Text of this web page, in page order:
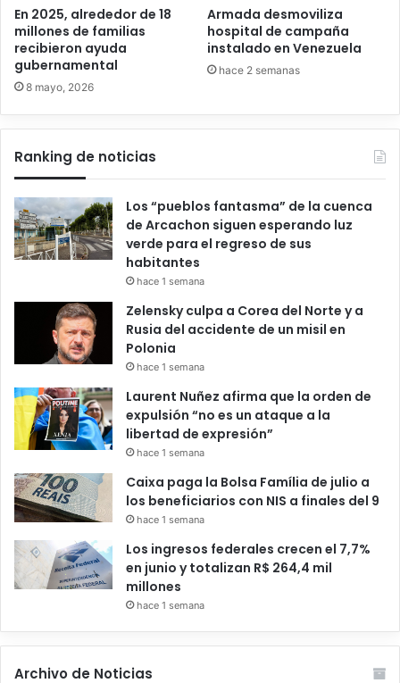
En 2025, alrededor de 18
millones de familias
recibieron ayuda
gubernamental
8 mayo, 2026
Armada desmoviliza
hospital de campaña
instalado en Venezuela
hace 2 semanas
Ranking de noticias
Los “pueblos fantasma” de la cuenca
de Arcachon siguen esperando luz
verde para el regreso de sus
habitantes
hace 1 semana
Zelensky culpa a Corea del Norte y a
Rusia del accidente de un misil en
Polonia
hace 1 semana
Laurent Nuñez afirma que la orden de
expulsión “no es un ataque a la
libertad de expresión”
hace 1 semana
Caixa paga la Bolsa Família de julio a
los beneficiarios con NIS a finales del 9
hace 1 semana
Los ingresos federales crecen el 7,7%
en junio y totalizan R$ 264,4 mil
millones
hace 1 semana
Archivo de Noticias